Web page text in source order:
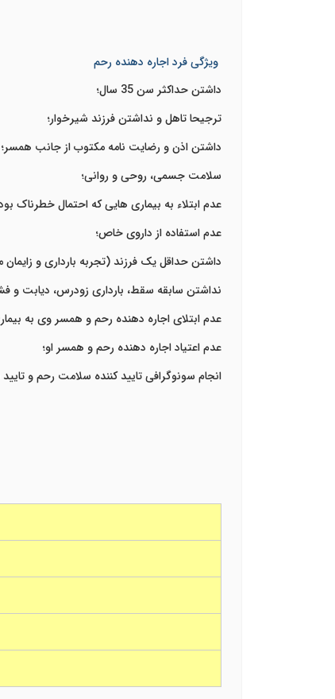
ویژگی فرد اجاره دهنده رحم
داشتن حداکثر سن 35 سال؛
ترجیحا تاهل و نداشتن فرزند شیرخوار؛
داشتن اذن و رضایت نامه مکتوب از جانب همسر؛
سلامت جسمی، روحی و روانی؛
عدم ابتلاء به بیماری هایی که احتمال خطرناک
عدم استفاده از داروی خاص؛
داشتن حداقل یک فرزند (تجربه بارداری و زایمان
نداشتن سابقه سقط، بارداری زودرس، دیابت و
عدم ابتلای اجاره دهنده رحم و همسر وی به
عدم اعتیاد اجاره دهنده رحم و همسر او؛
انجام سونوگرافی تایید کننده سلامت رحم و